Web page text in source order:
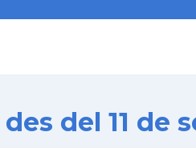
del 11 de